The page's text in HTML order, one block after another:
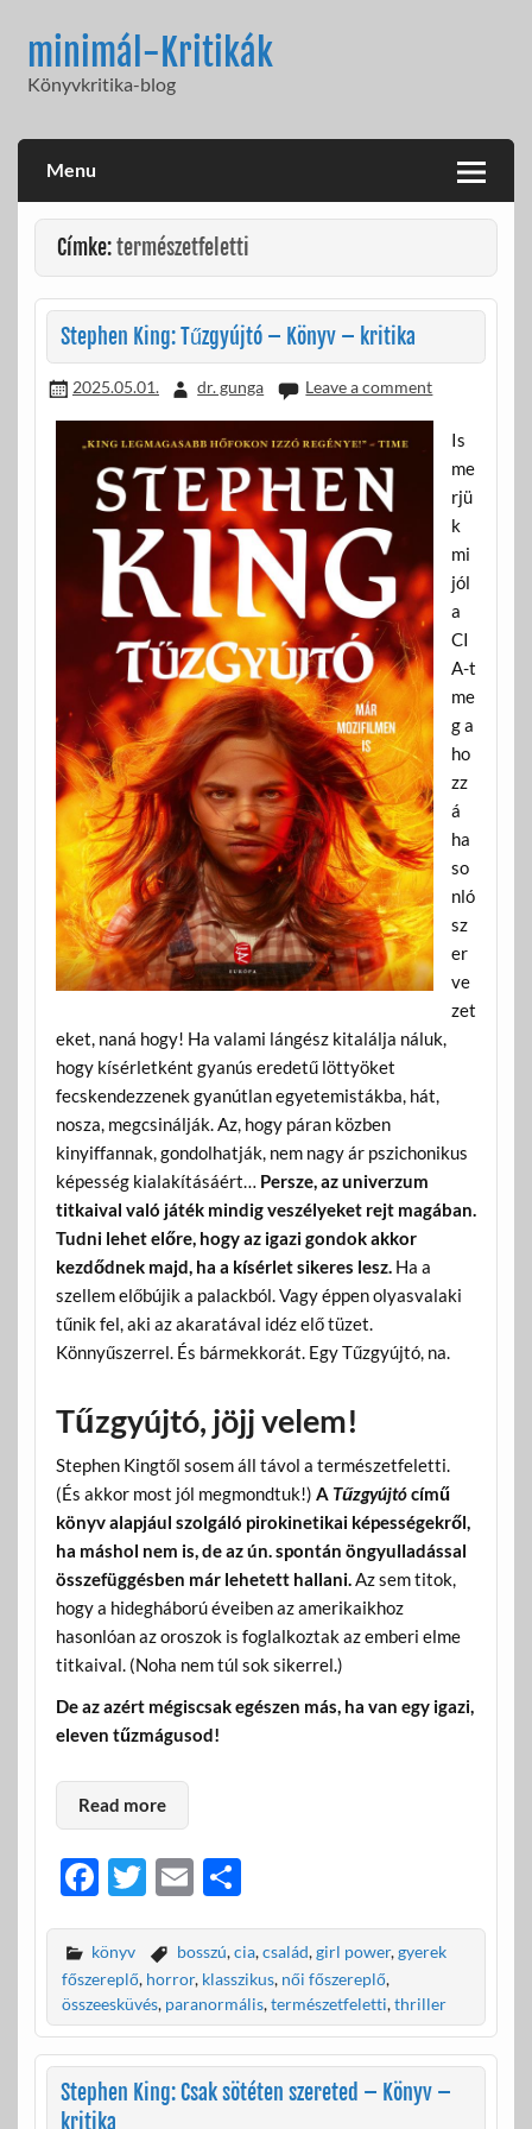
contentminimál-Kritikák
Könyvkritika-blog
Menu
Címke:természetfeletti
Stephen King: Tűzgyújtó – Könyv – kritika
2025.05.01. dr. gunga Leave a comment
Is
me
rjü
k
mi
jól
a
CI
A-t
me
g a
ho
zz
á
ha
so
nló
sz
er
ve
zet
eket, naná hogy! Ha valami lángész kitalálja náluk,
hogy kísérletként gyanús eredetű löttyöket
fecskendezzenek gyanútlan egyetemistákba, hát,
nosza, megcsinálják. Az, hogy páran közben
kinyiffannak, gondolhatják, nem nagy ár pszichonikus
képesség kialakításáért… Persze, az univerzum
titkaival való játék mindig veszélyeket rejt magában.
Tudni lehet előre, hogy az igazi gondok akkor
kezdődnek majd, ha a kísérlet sikeres lesz.Ha a
szellem előbújik a palackból. Vagy éppen olyasvalaki
tűnik fel, aki az akaratával idéz elő tüzet.
Könnyűszerrel. És bármekkorát. Egy Tűzgyújtó, na.
Tűzgyújtó, jöjj velem!
Stephen Kingtől sosem áll távol a természetfeletti.
(És akkor most jól megmondtuk!) A Tűzgyújtócímű
könyv alapjául szolgáló pirokinetikai képességekről,
ha máshol nem is, de az ún. spontán öngyulladással
összefüggésben már lehetett hallani.Az sem titok,
hogy a hidegháború éveiben az amerikaikhoz
hasonlóan az oroszok is foglalkoztak az emberi elme
titkaival. (Noha nem túl sok sikerrel.)
De az azért mégiscsak egészen más, ha van egy igazi,
eleven tűzmágusod!
Read more
F
e
b
o
o
k
T
itt
er
E
ail
O
za
m
e
g
könyv bosszú,cia,család,girl power,gyerek
főszereplő, horror, klasszikus, női főszereplő,
összeesküvés, paranormális,természetfeletti,thriller
Stephen King: Csak sötéten szereted – Könyv –
kritika